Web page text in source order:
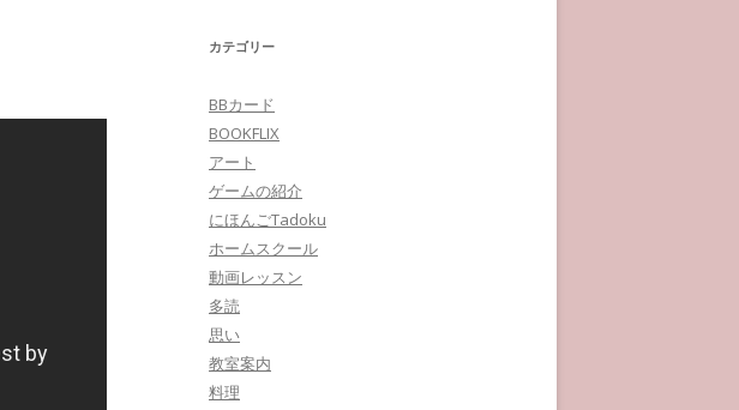
カテゴリー
BBカード
BOOKFLIX
アート
ゲームの紹介
にほんごTadoku
ホームスクール
動画レッスン
多読
思い
教室案内
料理